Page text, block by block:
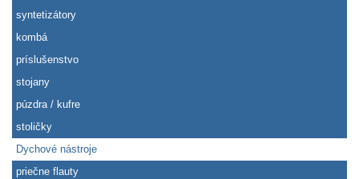
syntetizátory
kombá
príslušenstvo
stojany
púzdra / kufre
stoličky
Dychové nástroje
priečne flauty